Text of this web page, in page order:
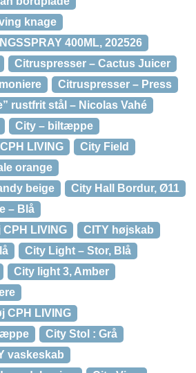
knage
400ML, 202526
Citruspresser – Cactus Juicer
Citruspresser – Press
rustfrit stål – Nicolas Vahé
City – biltæppe
LIVING
City Field
orange
beige
City Hall Bordur, Ø11
– Blå
LIVING
CITY højskab
City Light – Stor, Blå
City light 3, Amber
CPH LIVING
City Stol : Grå
vaskeskab